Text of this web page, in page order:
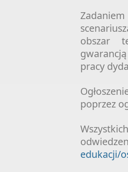
obszar
pracy
poprzez
edukacji/